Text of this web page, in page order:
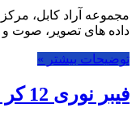
داده های تصویر، صوت و
توضیحات بیشتر »
فیبر نوری 12 کر خاکی قیمت عمده